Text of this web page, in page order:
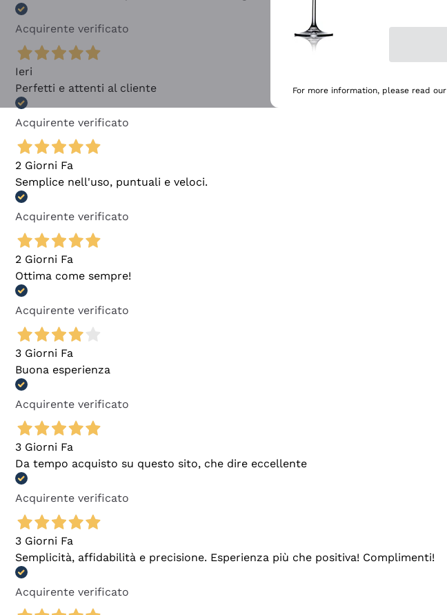
Acquirente verificato
Ieri
Perfetti e attenti al cliente
Acquirente verificato
2 Giorni Fa
Semplice nell'uso, puntuali e veloci.
Acquirente verificato
2 Giorni Fa
Ottima come sempre!
Acquirente verificato
3 Giorni Fa
Buona esperienza
Acquirente verificato
3 Giorni Fa
Da tempo acquisto su questo sito, che dire eccellente
Acquirente verificato
3 Giorni Fa
Semplicità, affidabilità e precisione. Esperienza più che positiva! Complimenti!
Acquirente verificato
For more information, please read our